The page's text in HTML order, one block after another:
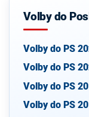
Volby do
Volby do PS
Volby do PS
Volby do PS
Volby do PS